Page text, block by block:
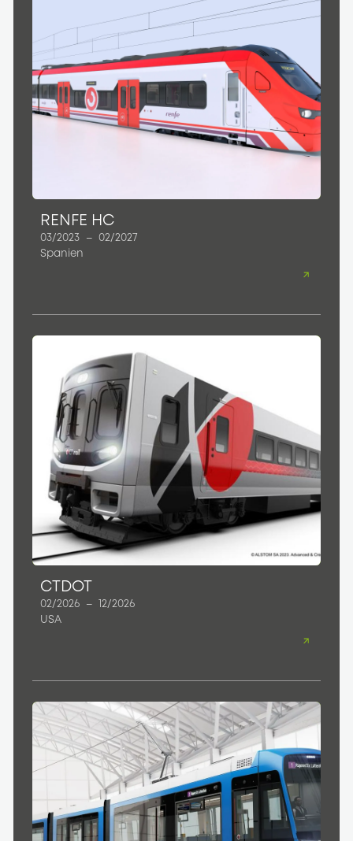
RENFE HC
03/2023 –
02/2027
Spanien
CTDOT
02/2026 –
12/2026
USA